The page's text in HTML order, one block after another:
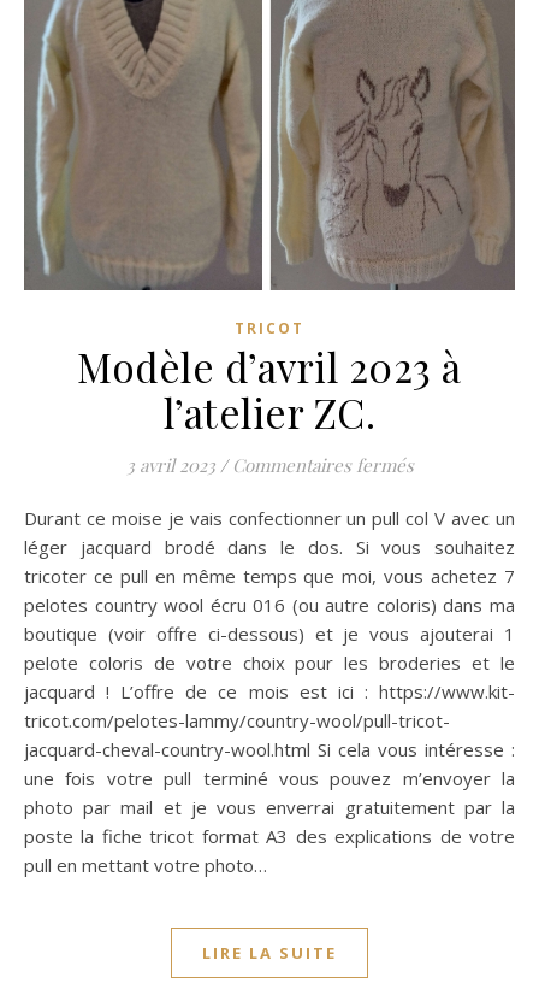
TRICOT
Modèle d’avril 2023 à
l’atelier ZC.
3 avril 2023 / Commentaires ferméssur Modèle
Durant ce moise je vais confectionner un pull col V avec un
léger jacquard brodé dans le dos. Si vous souhaitez
tricoter ce pull en même temps que moi, vous achetez 7
pelotes country wool écru 016 (ou autre coloris) dans ma
boutique (voir offre ci-dessous) et je vous ajouterai 1
pelote coloris de votre choix pour les broderies et le
jacquard ! L’offre de ce mois est ici : https://www.kit-
tricot.com/pelotes-lammy/country-wool/pull-tricot-
jacquard-cheval-country-wool.html Si cela vous intéresse :
une fois votre pull terminé vous pouvez m’envoyer la
photo par mail et je vous enverrai gratuitement par la
poste la fiche tricot format A3 des explications de votre
pull en mettant votre photo…
LIRE LA SUITE